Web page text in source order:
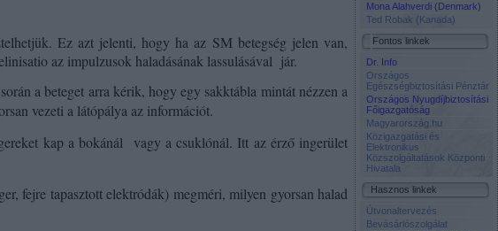
Ez azt jelenti, hogy ha az SM betegség jelen van,
az impulzusok haladásának lassulásával jár.
a beteget arra kérik, hogy egy sakktábla mintát nézzen a
vezeti a látópálya az információt.
kap a bokánál
vagy a csuklónál. Itt az érző ingerület
fejre tapasztott elektródák) megméri, milyen gyorsan halad
Mona Alahverdi (Denmark)
Ted Robak (Kanada)
Fontos linkek
Dr. Info
Országos
Egészségbiztosítási Pénztár
Országos Nyugdíjbiztosítási
Főigazgatóság
Magyarország.hu
Közigazgatási és
Elektronikus
Közszolgáltatások Központi
Hivatala
Hasznos linkek
Útvonaltervezés
Bevásárlószolgálat